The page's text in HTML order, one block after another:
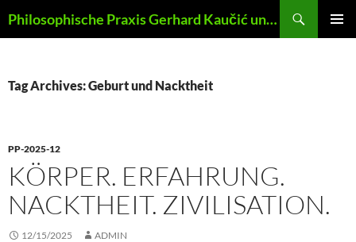
to
Philosophische Praxis Gerhard Kaučić und Anna Lydia Huber
Tag Archives: Geburt und Nacktheit
PP-2025-12
KÖRPER. ERFAHRUNG.
NACKTHEIT. ZIVILISATION.
12/15/2025 ADMIN